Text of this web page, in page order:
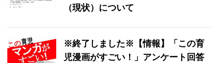
（現状）について
※終了しました※【情報】「この育
児漫画がすごい！」アンケート回答